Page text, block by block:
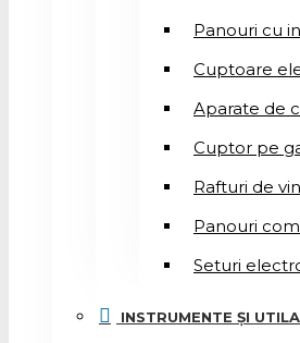
Panouri cu
Cuptoare
Aparate de
Cuptor pe
Rafturi de
Panouri
Seturi
INSTRUMENTE ȘI